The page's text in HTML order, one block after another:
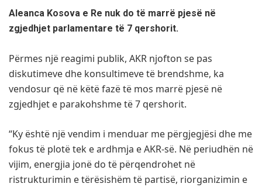
Aleanca Kosova e Re nuk do të marrë pjesë në
zgjedhjet parlamentare të 7 qershorit.
Përmes një reagimi publik, AKR njofton se pas
diskutimeve dhe konsultimeve të brendshme, ka
vendosur që në këtë fazë të mos marrë pjesë në
zgjedhjet e parakohshme të 7 qershorit.
“Ky është një vendim i menduar me përgjegjësi dhe me
fokus të plotë tek e ardhmja e AKR-së. Në periudhën në
vijim, energjia jonë do të përqendrohet në
ristrukturimin e tërësishëm të partisë, riorganizimin e